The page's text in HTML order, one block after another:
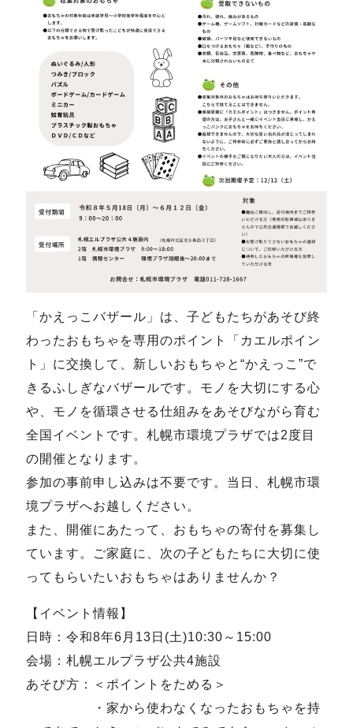
「かえっこバザール」は、子どもたちがあそび終
わったおもちゃを専用のポイント「カエルポイン
ト」に交換して、新しいおもちゃと“かえっこ”で
きるふしぎなバザールです。モノを大切にする心
や、モノを循環させる仕組みをあそびながら育む
全国イベントです。札幌市環境プラザでは2度目
の開催となります。
参加の事前申し込みは不要です。当日、札幌市環
境プラザへお越しください。
また、開催にあたって、おもちゃの寄付を募集し
ています。ご家庭に、次の子どもたちに大切に使
ってもらいたいおもちゃはありませんか？
【イベント情報】
日時：令和8年6月13日(土)10:30～15:00
会場：札幌エルプラザ公共4施設
あそび方：＜ポイントをためる＞
・家から使わなくなったおもちゃを持